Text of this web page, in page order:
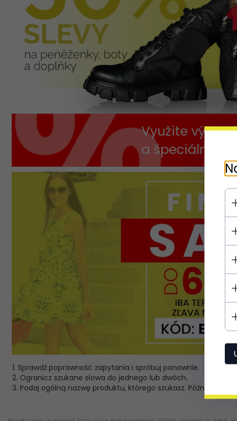
Využite
a špeciálne
1. Sprawdź poprawność zapytania i spróbuj ponownie.
2. Ogranicz szukane słowa do jednego lub dwóch.
3. Podaj ogólną nazwę produktu, którego szukasz. Później